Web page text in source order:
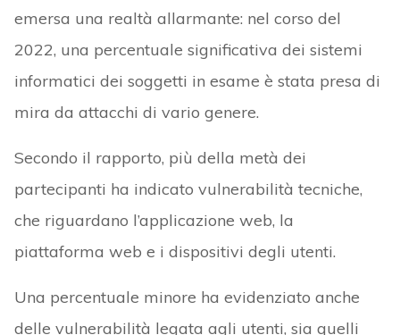
emersa una realtà allarmante: nel corso del
2022, una percentuale significativa dei sistemi
informatici dei soggetti in esame è stata presa di
mira da attacchi di vario genere.
Secondo il rapporto, più della metà dei
partecipanti ha indicato vulnerabilità tecniche,
che riguardano l’applicazione web, la
piattaforma web e i dispositivi degli utenti.
Una percentuale minore ha evidenziato anche
delle vulnerabilità legata agli utenti, sia quelli